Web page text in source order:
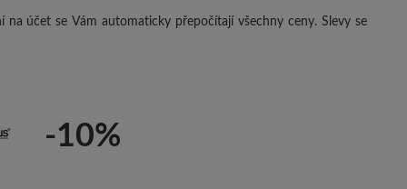
účet se Vám automaticky přepočítají všechny ceny. Slevy se
-10%